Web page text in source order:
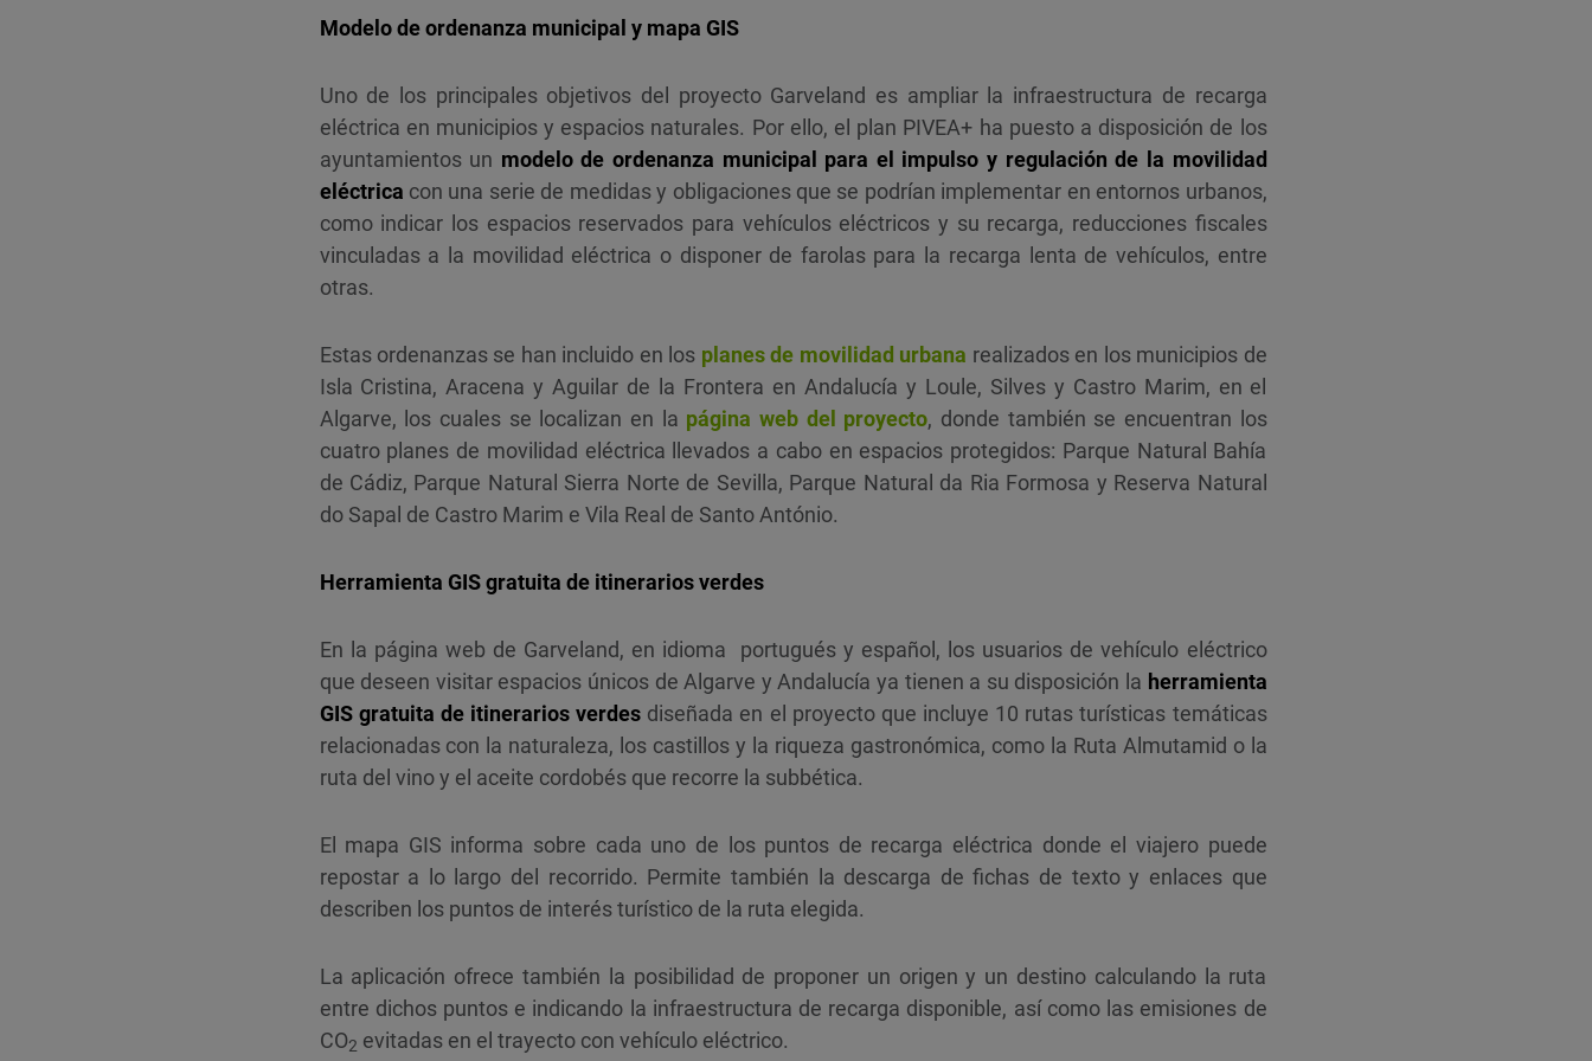
Modelo de ordenanza municipal y mapa GIS
Uno de los principales objetivos del proyecto Garveland es ampliar la infraestructura de recarga
eléctrica en municipios y espacios naturales. Por ello, el plan PIVEA+ ha puesto a disposición de los
ayuntamientos un modelo de ordenanza municipal para el impulso y regulación de la movilidad
eléctrica con una serie de medidas y obligaciones que se podrían implementar en entornos urbanos,
como indicar los espacios reservados para vehículos eléctricos y su recarga, reducciones fiscales
vinculadas a la movilidad eléctrica o disponer de farolas para la recarga lenta de vehículos, entre
otras.
Estas ordenanzas se han incluido en los planes de movilidad urbana realizados en los municipios de
Isla Cristina, Aracena y Aguilar de la Frontera en Andalucía y Loule, Silves y Castro Marim, en el
Algarve, los cuales se localizan en la página web del proyecto, donde también se encuentran los
cuatro planes de movilidad eléctrica llevados a cabo en espacios protegidos: Parque Natural Bahía
de Cádiz, Parque Natural Sierra Norte de Sevilla, Parque Natural da Ria Formosa y Reserva Natural
do Sapal de Castro Marim e Vila Real de Santo António.
Herramienta GIS gratuita de itinerarios verdes
En la página web de Garveland, en idioma portugués y español, los usuarios de vehículo eléctrico
que deseen visitar espacios únicos de Algarve y Andalucía ya tienen a su disposición la herramienta
GISgratuita de itinerarios verdes diseñada en el proyecto que incluye 10 rutas turísticas temáticas
relacionadas con la naturaleza, los castillos y la riqueza gastronómica, como la Ruta Almutamid o la
ruta del vino y el aceite cordobés que recorre la subbética.
El mapa GIS informa sobre cada uno de los puntos de recarga eléctrica donde el viajero puede
repostar a lo largo del recorrido. Permite también la descarga de fichas de texto y enlaces que
describen los puntos de interés turístico de la ruta elegida.
La aplicación ofrece también la posibilidad de proponer un origen y un destino calculando la ruta
entre dichos puntos e indicando la infraestructura de recarga disponible, así como las emisiones de
CO2 evitadas en el trayecto con vehículo eléctrico.